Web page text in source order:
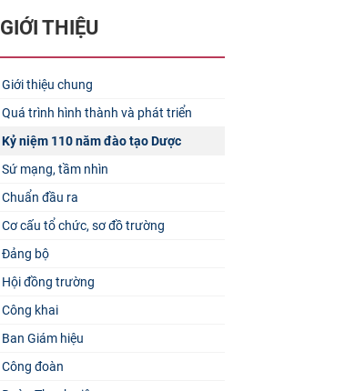
GIỚI THIỆU
Giới thiệu chung
Quá trình hình thành và phát triển
Kỷ niệm 110 năm đào tạo Dược
Sứ mạng, tầm nhìn
Chuẩn đầu ra
Cơ cấu tổ chức, sơ đồ trường
Đảng bộ
Hội đồng trường
Công khai
Ban Giám hiệu
Công đoàn